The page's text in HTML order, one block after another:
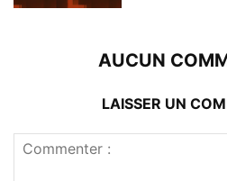
AUCUN
LAISSER UN